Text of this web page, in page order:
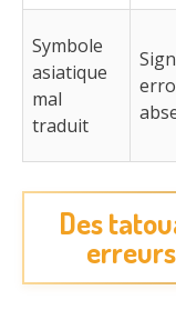
Symbole
asiatique
mal
traduit
Des